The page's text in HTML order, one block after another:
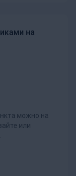
на
можно на
или